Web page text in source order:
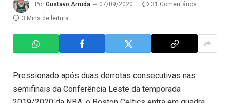
Por Gustavo Arruda 07/09/2020
31 Comentários
3 Mins de leitura
Pressionado após duas derrotas consecutivas nas
semifinais da Conferência Leste da temporada